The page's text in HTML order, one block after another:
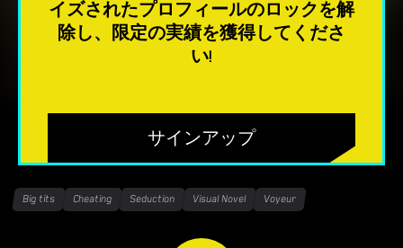
フリーセックスシミュレーター
無料エロゲーム
今すぐダウンロード
Big tits Cheating Seduction Visual Novel Voyeur
イズされたプロフィールのロックを解
除し、限定の実績を獲得してくださ
い!
サインアップ